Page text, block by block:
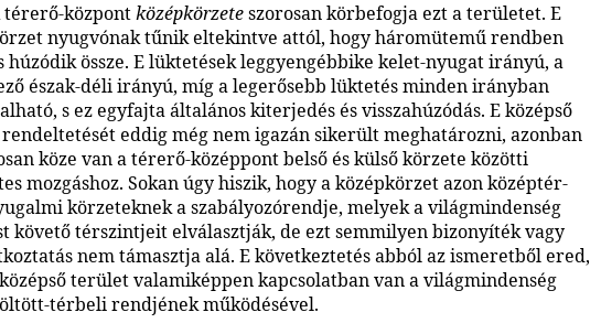
térerő-központközépkörzeteszorosan körbefogja ezt a területet. E
nyugvónak tűnik eltekintve attól, hogy háromütemű rendben
húzódik össze. E lüktetések leggyengébbike kelet-nyugat irányú, a
észak-déli irányú, míg a legerősebb lüktetés minden irányban
s ez egyfajta általános kiterjedés és visszahúzódás. E középső
eddig még nem igazán sikerült meghatározni, azonban
köze van a térerő-középpont belső és külső körzete közötti
mozgáshoz. Sokan úgy hiszik, hogy a középkörzet azon középtér-
körzeteknek a szabályozórendje, melyek a világmindenség
követő térszintjeit elválasztják, de ezt semmilyen bizonyíték vagy
nem támasztja alá. E következtetés abból az ismeretből ered,
terület valamiképpen kapcsolatban van a világmindenség
térbeli rendjének működésével.